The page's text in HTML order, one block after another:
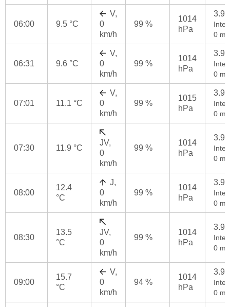
06:00 9.5 °C
V,
0
km/h
99 %
1014
hPa
3.9
0
06:31 9.6 °C
V,
0
km/h
99 %
1014
hPa
3.9
0
07:01 11.1 °C
V,
0
km/h
99 %
1015
hPa
3.9
0
07:30 11.9 °C
JV,
0
km/h
99 %
1014
hPa
3.9
0
08:00
12.4
°C
J,
0
km/h
99 %
1014
hPa
3.9
0
08:30
13.5
°C
JV,
0
km/h
99 %
1014
hPa
3.9
0
09:00
15.7
°C
V,
0
km/h
94 %
1014
hPa
3.9
0